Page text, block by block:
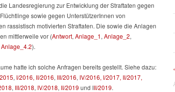
Landesregierung zur Entwicklung der Straftaten gegen
sowie gegen UnterstützerInnen von
rassistisch motivierten Straftaten. Die sowie die Anlagen
mittlerweile vor (Antwort, Anlage_1, Anlage_2,
Anlage_4.2).
hatte ich solche Anfragen bereits gestellt. Siehe dazu:
, I/2016, II/2016, III/2016, IV/2016, I/2017, II/2017,
, III/2018, IV/2018, II/2019 und III/2019.